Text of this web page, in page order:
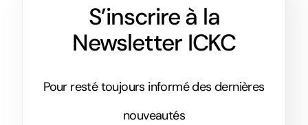
S’inscrire à la
Newsletter ICKC
Pour resté toujours informé des dernières
nouveautés